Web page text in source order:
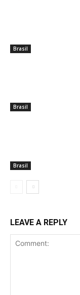
Brasil
Brasil
Brasil
LEAVE A REPLY